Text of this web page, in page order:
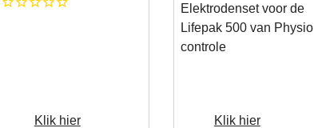
Klik hier
Elektrodenset voor de
Lifepak 500 van Physio
controle
Klik hier